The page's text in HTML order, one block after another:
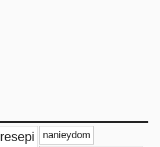
resepi nanieydom